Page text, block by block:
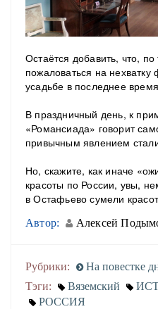
Остаётся добавить, что,
пожаловаться на
усадьбе в последнее
В праздничный день, к
«Романсиада» говорит
привычным явлением
Но, скажите, как иначе
красоты по России, увы,
в Остафьево сумели
Автор: Алексей
Рубрики: На повестке
Тэги:
Вяземский
РОССИЯ